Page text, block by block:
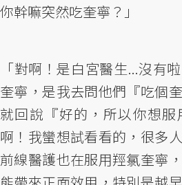
你幹嘛突然吃奎寧？」
「對啊！是白宮醫生...沒有
奎寧，是我去問他們『吃個
就回說『好的，所以你想
啊！我蠻想試看看的，很多
前線醫護也在服用羥氯奎寧